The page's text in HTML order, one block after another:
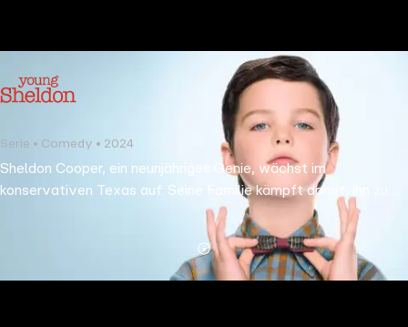
page
Serie • Comedy • 2024
Sheldon Cooper, ein neunjähriges Genie, wächst im
konservativen Texas auf. Seine Familie kämpft damit, ihn zu
verstehen, während er sich in einer Welt zurechtfinden muss,
die von Kirche und Football dominiert wird.
Mehr
Details